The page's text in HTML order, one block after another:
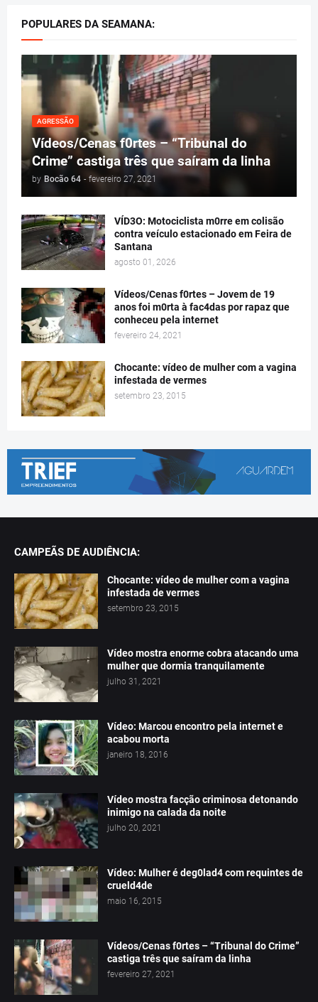
POPULARES DA SEAMANA:
AGRESSÃO
Vídeos/Cenas f0rtes – “Tribunal do
Crime” castiga três que saíram da linha
by Bocão 64 - fevereiro 27, 2021
VÍD3O: Motociclista m0rre em colisão
contra veículo estacionado em Feira de
Santana
agosto 01, 2026
Vídeos/Cenas f0rtes – Jovem de 19
anos foi m0rta à fac4das por rapaz que
conheceu pela internet
fevereiro 24, 2021
Chocante: vídeo de mulher com a vagina
infestada de vermes
setembro 23, 2015
CAMPEÃS DE AUDIÊNCIA:
Chocante: vídeo de mulher com a vagina
infestada de vermes
setembro 23, 2015
Vídeo mostra enorme cobra atacando uma
mulher que dormia tranquilamente
julho 31, 2021
Vídeo: Marcou encontro pela internet e
acabou morta
janeiro 18, 2016
Vídeo mostra facção criminosa detonando
inimigo na calada da noite
julho 20, 2021
Vídeo: Mulher é deg0lad4 com requintes de
crueld4de
maio 16, 2015
Vídeos/Cenas f0rtes – “Tribunal do Crime”
castiga três que saíram da linha
fevereiro 27, 2021